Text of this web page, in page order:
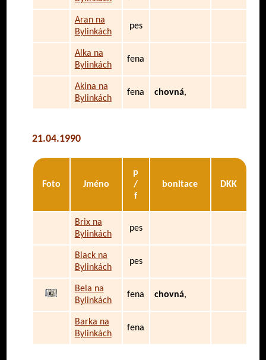
Aran na
Bylinkách
pes
Alka na
Bylinkách
fena
Akina na
Bylinkách
fena chovná,
21.04.1990
Foto Jméno
p
/
f
bonitace DKK
Brix na
Bylinkách
pes
Black na
Bylinkách
pes
Bela na
Bylinkách
fena chovná,
Barka na
Bylinkách
fena